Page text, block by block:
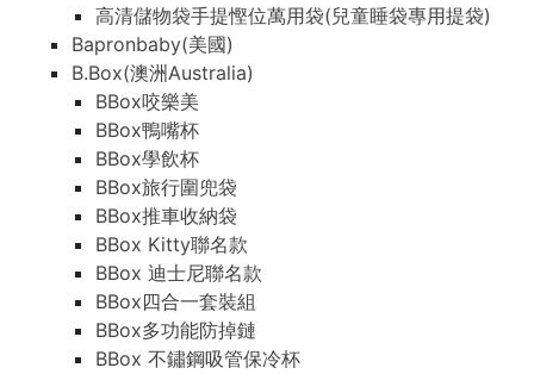
高清儲物袋手提慳位萬用袋(兒童睡袋專用提袋)
Bapronbaby(美國)
B.Box(澳洲Australia)
BBox咬樂美
BBox鴨嘴杯
BBox學飲杯
BBox旅行圍兜袋
BBox推車收納袋
BBox Kitty聯名款
BBox 迪士尼聯名款
BBox四合一套裝組
BBox多功能防掉鏈
BBox 不鏽鋼吸管保冷杯